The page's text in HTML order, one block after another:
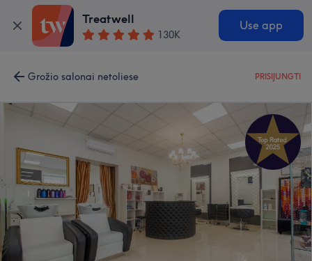
Treatwell
130K
Use app
Grožio salonai netoliese PRISIJUNGTI